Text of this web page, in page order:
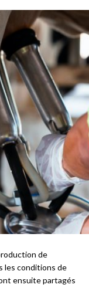
de
les conditions de
ensuite partagés